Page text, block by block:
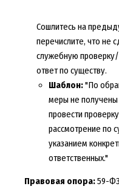
Сошлитесь на
перечислите, что не
служебную
ответ по существу.
Шаблон:"По
меры не
провести
рассмотрение по
указанием
ответственных."
Правовая опора:59-ФЗ